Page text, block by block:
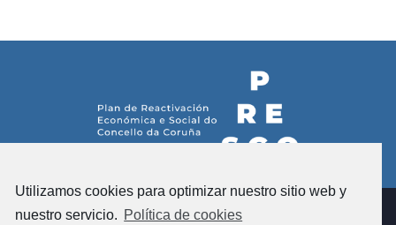
Utilizamos cookies para optimizar nuestro sitio web y
nuestro servicio. Política de cookies